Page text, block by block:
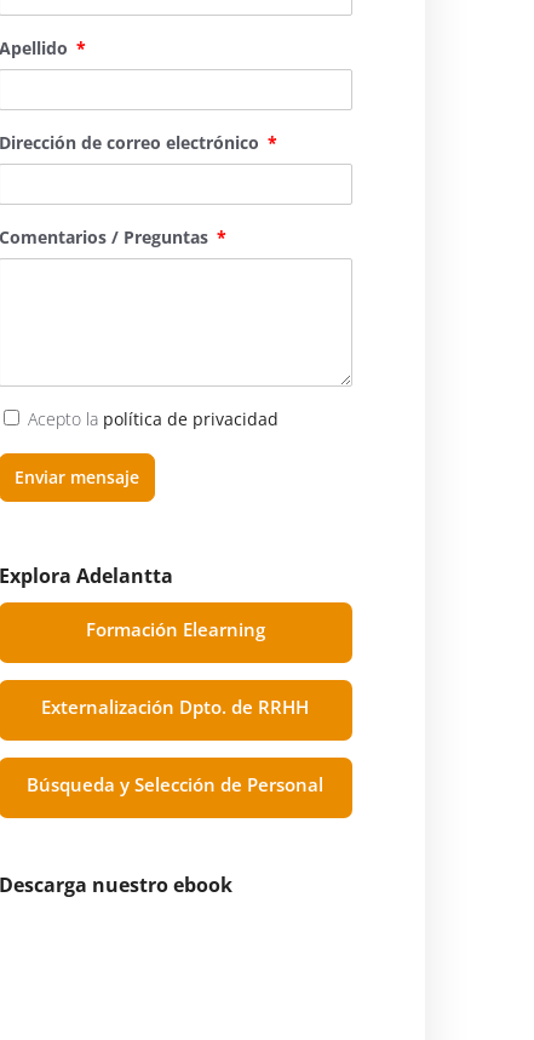
Apellido
Dirección de correo electrónico
Comentarios / Preguntas
Acepto la política de privacidad
Enviar mensaje
Explora Adelantta
Formación Elearning
Externalización Dpto. de RRHH
Búsqueda y Selección de Personal
Descarga nuestro ebook